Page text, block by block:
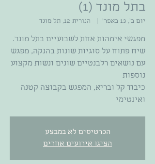
בתל מונד (1)
יום ב׳, 13 באפר׳ הנורית 12, תל מונד
מפגשי אימהות אחת לשבועיים בתל מונד.
שיח פתוח על סוגיות שונות בהנקה, מפגש
עם נושאים רלבנטיים שונים ונשות מקצוע
כיבוד קל ובריא, המפגש בקבוצה קטנה
ואינטימי
הכרטיסים לא במבצע
הציגו אירועים אחרים